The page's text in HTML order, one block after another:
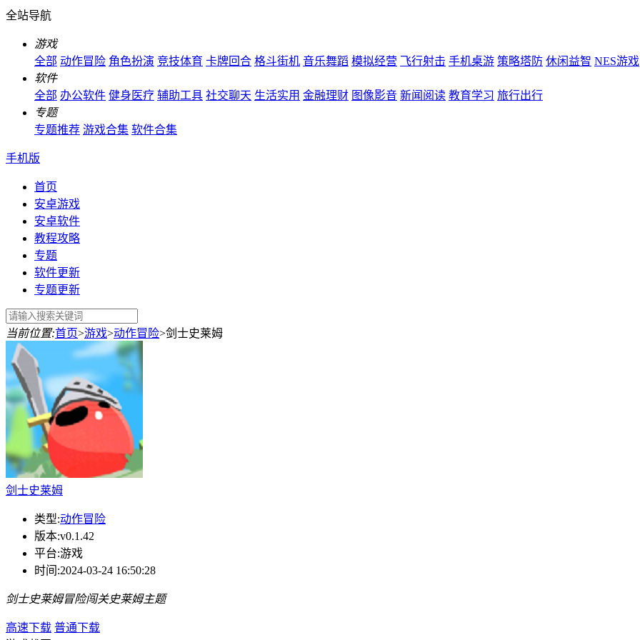
全站导航
游戏
全部 动作冒险 角色扮演 竞技体育 卡牌回合 格斗街机 音乐舞蹈 模拟经营 飞行射击 手机桌游 策略塔防 休闲益智 NES游戏
软件
全部 办公软件 健身医疗 辅助工具 社交聊天 生活实用 金融理财 图像影音 新闻阅读 教育学习 旅行出行
专题
专题推荐 游戏合集 软件合集
手机版
首页
安卓游戏
安卓软件
教程攻略
专题
软件更新
专题更新
当前位置:首页>游戏>动作冒险>剑士史莱姆
剑士史莱姆
类型:动作冒险
版本:v0.1.42
平台:游戏
时间:2024-03-24 16:50:28
剑士史莱姆冒险闯关史莱姆主题
高速下载 普通下载